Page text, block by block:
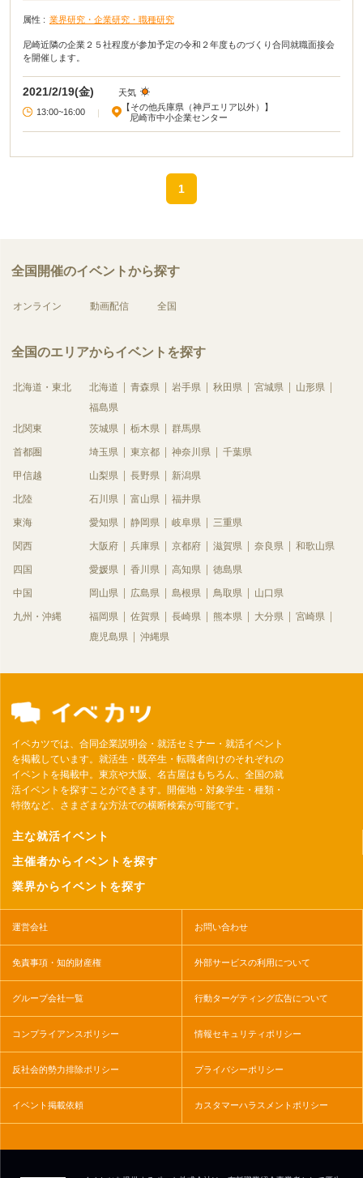
属性 : 業界研究・企業研究・職種研究
尼崎近隣の企業２５社程度が参加予定の令和２年度ものづくり合同就職面接会
を開催します。
2021/2/19(金)
天気
13:00~16:00
|
【その他兵庫県（神戸エリア以外）】
尼崎市中小企業センター
1
全国開催のイベントから探す
オンライン 動画配信 全国
全国のエリアからイベントを探す
北海道・東北 北海道 青森県 岩手県 秋田県 宮城県
山形県
福島県
北関東
茨城県 栃木県 群馬県
首都圏 埼玉県 東京都 神奈川県 千葉県
甲信越 山梨県 長野県 新潟県
北陸 石川県 富山県 福井県
東海 愛知県 静岡県 岐阜県 三重県
関西 大阪府 兵庫県 京都府 滋賀県 奈良県 和歌山県
四国 愛媛県 香川県 高知県 徳島県
中国 岡山県 広島県 島根県 鳥取県 山口県
九州・沖縄 福岡県 佐賀県 長崎県 熊本県 大分県
宮崎県
鹿児島県
沖縄県
イベカツでは、合同企業説明会・就活セミナー・就活イベント
を掲載しています。就活生・既卒生・転職者向けのそれぞれの
イベントを掲載中。東京や大阪、名古屋はもちろん、全国の就
活イベントを探すことができます。開催地・対象学生・種類・
特徴など、さまざまな方法での横断検索が可能です。
主な就活イベント
主催者からイベントを探す
業界からイベントを探す
運営会社 お問い合わせ
免責事項・知的財産権 外部サービスの利用について
グループ会社一覧 行動ターゲティング広告について
コンプライアンスポリシー 情報セキュリティポリシー
反社会的勢力排除ポリシー プライバシーポリシー
イベント掲載依頼 カスタマーハラスメントポリシー